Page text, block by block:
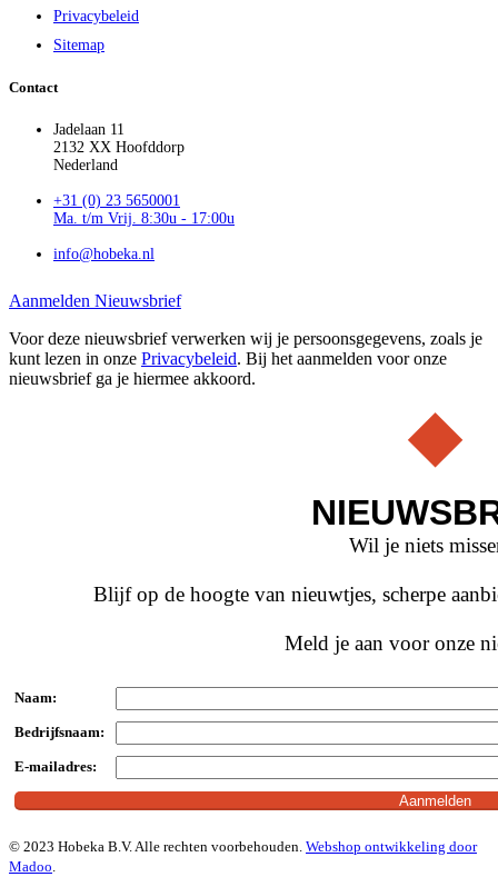
Privacybeleid
Sitemap
Contact
Jadelaan 11
2132 XX Hoofddorp
Nederland
+31 (0) 23 5650001
Ma. t/m Vrij. 8:30u - 17:00u
info@hobeka.nl
Aanmelden Nieuwsbrief
Voor deze nieuwsbrief verwerken wij je persoonsgegevens, zoals je
kunt lezen in onze Privacybeleid. Bij het aanmelden voor onze
nieuwsbrief ga je hiermee akkoord.
Wil je niets
Blijf op de hoogte van nieuwtjes, scherpe
Meld je aan voor onze
Naam:
Bedrijfsnaam:
E-mailadres:
© 2023 Hobeka B.V. Alle rechten voorbehouden. Webshop ontwikkeling door
Madoo.